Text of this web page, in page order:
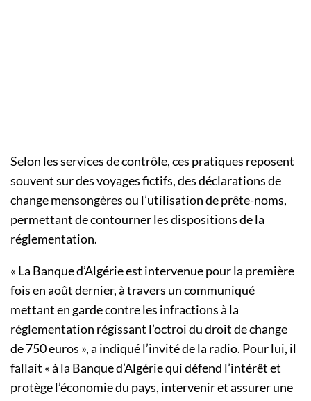
Selon les services de contrôle, ces pratiques reposent
souvent sur des voyages fictifs, des déclarations de
change mensongères ou l’utilisation de prête-noms,
permettant de contourner les dispositions de la
réglementation.
« La Banque d’Algérie est intervenue pour la première
fois en août dernier, à travers un communiqué
mettant en garde contre les infractions à la
réglementation régissant l’octroi du droit de change
de 750 euros », a indiqué l’invité de la radio. Pour lui, il
fallait « à la Banque d’Algérie qui défend l’intérêt et
protège l’économie du pays, intervenir et assurer une